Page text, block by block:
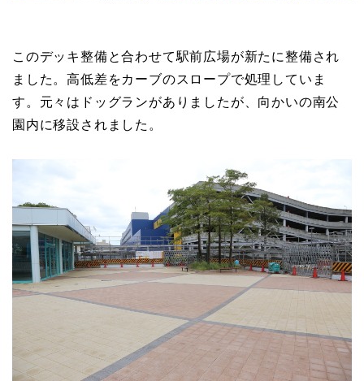
このデッキ整備と合わせて駅前広場が新たに整備され
ました。高低差をカーブのスロープで処理していま
す。元々はドッグランがありましたが、向かいの南公
園内に移設されました。